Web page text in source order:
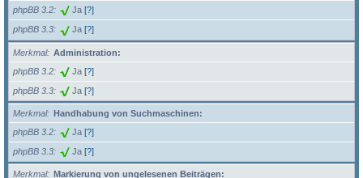
phpBB 3.2
Ja [?]
phpBB 3.3 Ja [?]
Merkmal
Administration:
phpBB 3.2
Ja [?]
phpBB 3.3 Ja [?]
Merkmal
Handhabung von Suchmaschinen:
phpBB 3.2
Ja [?]
phpBB 3.3 Ja [?]
Merkmal
Markierung von ungelesenen Beiträgen: